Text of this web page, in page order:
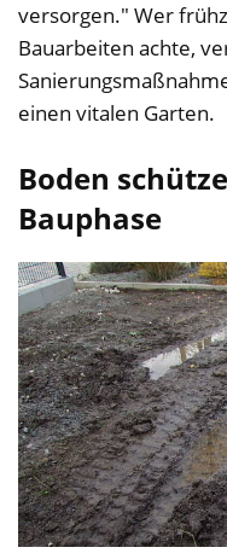
versorgen." Wer
Bauarbeiten achte,
einen vitalen Garten.
Boden
Bauphase